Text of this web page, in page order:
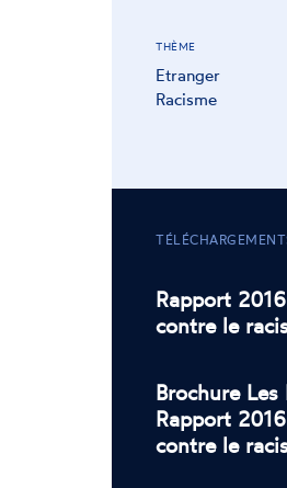
THÈME
Etranger
Racisme
Rapport
contre le
Brochure
Rapport
contre le